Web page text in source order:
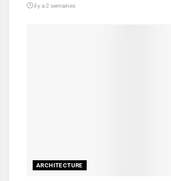
il y a 2 semaines
ARCHITECTURE